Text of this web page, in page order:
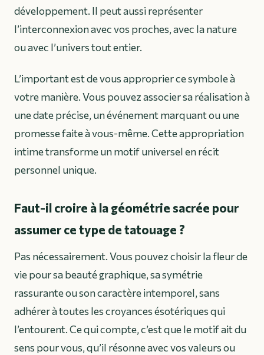
développement. Il peut aussi représenter
l’interconnexion avec vos proches, avec la nature
ou avec l’univers tout entier.
L’important est de vous approprier ce symbole à
votre manière. Vous pouvez associer sa réalisation à
une date précise, un événement marquant ou une
promesse faite à vous-même. Cette appropriation
intime transforme un motif universel en récit
personnel unique.
Faut-il croire à la géométrie sacrée pour
assumer ce type de tatouage ?
Pas nécessairement. Vous pouvez choisir la fleur de
vie pour sa beauté graphique, sa symétrie
rassurante ou son caractère intemporel, sans
adhérer à toutes les croyances ésotériques qui
l’entourent. Ce qui compte, c’est que le motif ait du
sens pour vous, qu’il résonne avec vos valeurs ou